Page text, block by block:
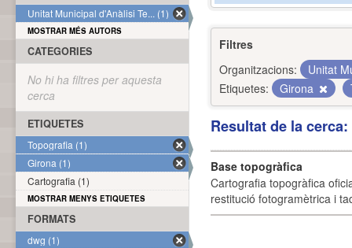
Filtres
Organitzacions:
Unitat
Etiquetes:
Girona
Resultat de la
Base topogràfica
Cartografia topogràfica
restitució fotogramètrica i
Unitat Municipal d'Anàlisi Te... (1)
MOSTRAR MÉS AUTORS
CATEGORIES
No hi ha filtres per aquesta
cerca
ETIQUETES
Topografia (1)
Girona (1)
Cartografia (1)
MOSTRAR MENYS ETIQUETES
FORMATS
dwg (1)